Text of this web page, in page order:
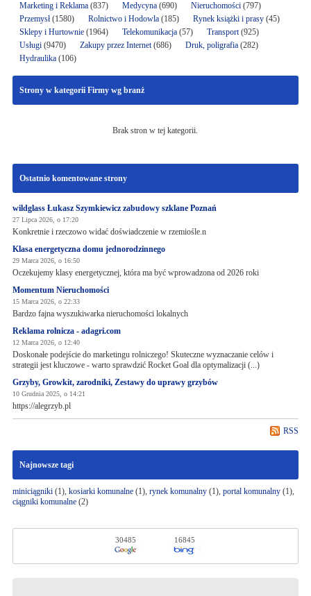
Marketing i Reklama(837) Medycyna(690) Nieruchomości(797)
Przemysł(1580) Rolnictwo i Hodowla(185) Rynek książki i prasy(45)
Sklepy i Hurtownie(1964) Telekomunikacja(57) Transport(925)
Usługi(9470) Zakupy przez Internet(686) Druk, poligrafia(282)
Hydraulika(106)
Strony w kategorii Firmy wg branż
Brak stron w tej kategorii.
Ostatnio komentowane strony
wildglass Łukasz Szymkiewicz zabudowy szklane Poznań
27 Lipca 2026, o 17:20
Konkretnie i rzeczowo widać doświadczenie w rzemiośle.n
Klasa energetyczna domu jednorodzinnego
29 Marca 2026, o 16:50
Oczekujemy klasy energetycznej, która ma być wprowadzona od 2026 roki
Momentum Nieruchomości
15 Marca 2026, o 22:33
Bardzo fajna wyszukiwarka nieruchomości lokalnych
Reklama rolnicza - adagri.com
12 Marca 2026, o 12:40
Doskonałe podejście do marketingu rolniczego! Skuteczne wyznaczanie celów i
strategii jest kluczowe - warto sprawdzić Rocket Goal dla optymalizacji (...)
Grzyby, Growkit, zarodniki, Zestawy do uprawy grzybów
10 Grudnia 2025, o 14:21
https://alegrzyb.pl
RSS
Najnowsze tagi
miniciągniki(1), kosiarki komunalne(1), rynek komunalny(1), portal komunalny(1),
ciągniki komunalne(2)
30485 16845